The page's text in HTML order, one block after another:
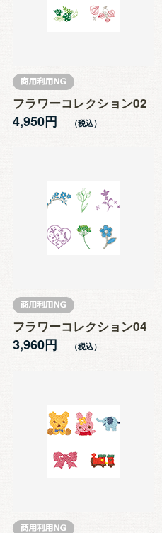
フラワーコレクション02
4,950円
フラワーコレクション04
3,960円